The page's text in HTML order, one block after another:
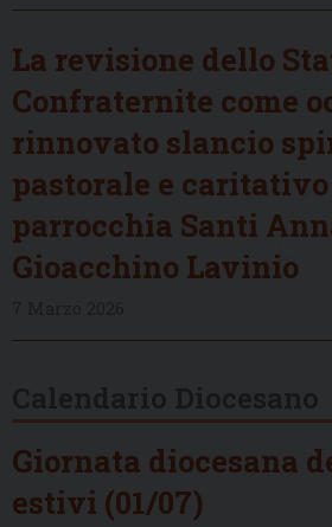
La revisione dello
Confraternite come
rinnovato slancio
pastorale e
parrocchia Santi
Gioacchino Lavinio
Giornata diocesana
estivi (01/07)